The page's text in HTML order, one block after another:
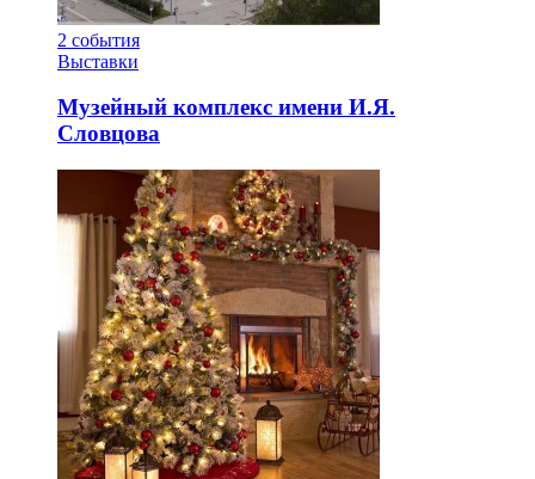
2 события
Выставки
Музейный комплекс имени И.Я.
Словцова